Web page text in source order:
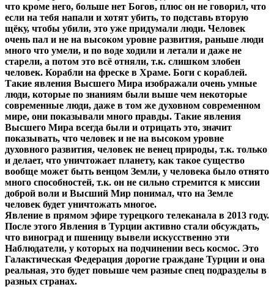
что кроме него, больше нет Богов, плюс он не говорил, что
если на тебя напали и хотят убить, то подставь вторую
щёку, чтобы убили, это уже придумали люди. Человек
очень пал и не на высоком уровне развития, раньше люди
много что умели, и по воде ходили и летали и даже не
старели, а потом это всё отняли, т.к. слишком злобен
человек. Корабли на фреске в Храме. Боги с кораблей.
Такие явления Высшего Мира изображали очень умные
люди, которые по знаниям были выше чем некоторые
современные люди, даже в том же духовном современном
мире, они показывали много правды. Такие явления
Высшего Мира всегда были и отрицать это, значит
показывать, что человек и не на высоком уровне
духовного развития, человек не венец природы, т.к. только
и делает, что уничтожает планету, как такое существо
вообще может быть венцом Земли, у человека было отнято
много способностей, т.к. он не сильно стремится к миссии
доброй воли и Высший Мир понимал, что на Земле
человек будет уничтожать многое.
Явление в прямом эфире турецкого телеканала в 2013 году.
После этого Явления в Турции активно стали обсуждать,
что виноград и пшеницу вывели искусственно эти
Наблюдатели, у которых на подчинении весь космос. Это
Галактическая Федерация дорогие граждане Турции и она
реальная, это будет повыше чем разные спец подразделы в
разных странах.